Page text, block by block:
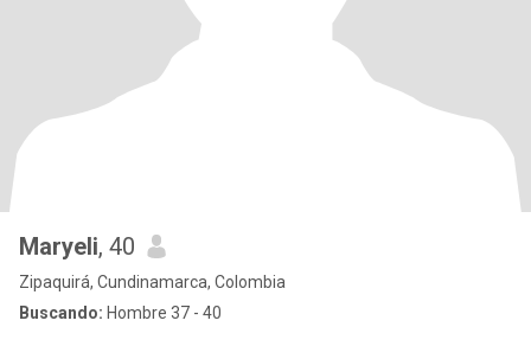
Maryeli, 40
Zipaquirá, Cundinamarca, Colombia
Buscando: Hombre 37 - 40